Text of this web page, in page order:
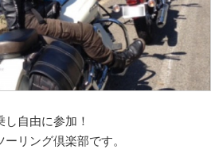
自由に参加！
リング倶楽部です。